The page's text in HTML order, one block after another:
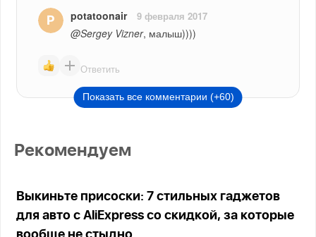
potatoonair 9 февраля 2017
@Sergey Vizner, малыш))))
Ответить
Показать все комментарии (+60)
Рекомендуем
Выкиньте присоски: 7 стильных гаджетов
для авто с AliExpress со скидкой, за которые